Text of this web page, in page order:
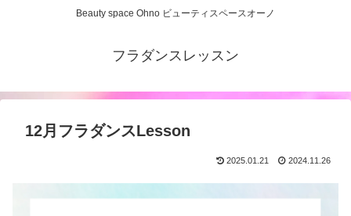
Beauty space Ohno ビューティスペースオーノ
フラダンスレッスン
12月フラダンスLesson
2025.01.21 2024.11.26